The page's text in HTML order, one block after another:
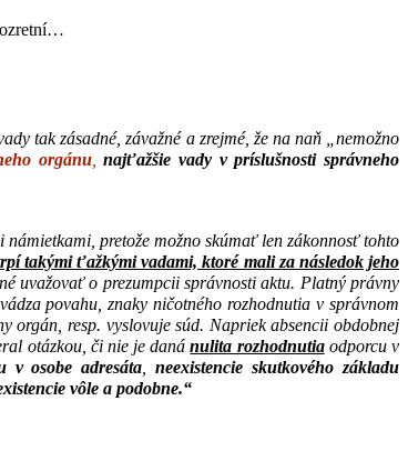
tak zásadné, závažné a zrejmé, že na naň „nemožno
orgánu,najťažšie vady v príslušnosti správneho
pretože možno skúmať len zákonnosť tohto
takými ťažkými vadami, ktoré mali za následok jeho
uvažovať o prezumpcii správnosti aktu. Platný právny
povahu, znaky ničotného rozhodnutia v správnom
orgán, resp. vyslovuje súd. Napriek absencii obdobnej
otázkou, či nie je danánulita rozhodnutiaodporcu v
v osobe adresáta ,neexistencie skutkového základu
vôle a podobne.“